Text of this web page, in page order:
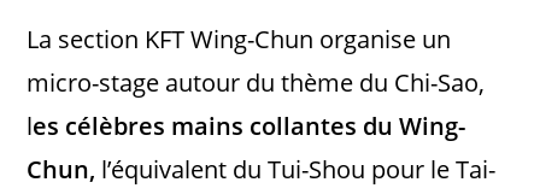
La section KFT Wing-Chun organise un
micro-stage autour du thème du Chi-Sao,
les célèbres mains collantes du Wing-
Chun, l’équivalent du Tui-Shou pour le Tai-